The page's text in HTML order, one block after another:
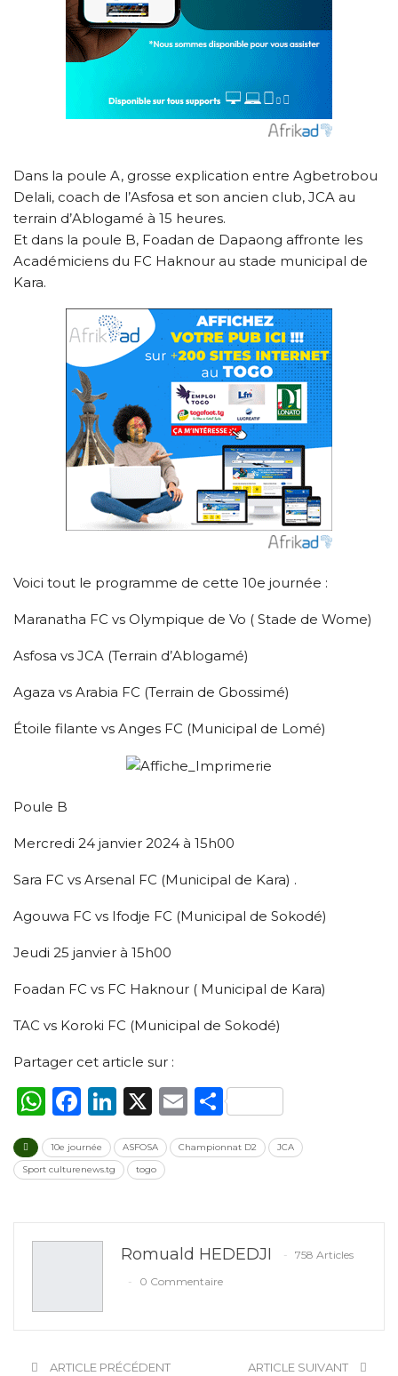
Dans la poule A, grosse explication entre Agbetrobou
Delali, coach de l’Asfosa et son ancien club, JCA au
terrain d’Ablogamé à 15 heures.
Et dans la poule B, Foadan de Dapaong affronte les
Académiciens du FC Haknour au stade municipal de
Kara.
Voici tout le programme de cette 10e journée :
Maranatha FC vs Olympique de Vo ( Stade de Wome)
Asfosa vs JCA (Terrain d’Ablogamé)
Agaza vs Arabia FC (Terrain de Gbossimé)
Étoile filante vs Anges FC (Municipal de Lomé)
Poule B
Mercredi 24 janvier 2024 à 15h00
Sara FC vs Arsenal FC (Municipal de Kara) .
Agouwa FC vs Ifodje FC (Municipal de Sokodé)
Jeudi 25 janvier à 15h00
Foadan FC vs FC Haknour ( Municipal de Kara)
TAC vs Koroki FC (Municipal de Sokodé)
Partager cet article sur :
WhatsApp
Facebook
LinkedIn
X EmailPartager
10e journée ASFOSA Championnat D2
JCA
Sport culturenews.tg
togo
Romuald HEDEDJI
758 Articles
0 Commentaire
ARTICLE PRÉCÉDENT ARTICLE SUIVANT